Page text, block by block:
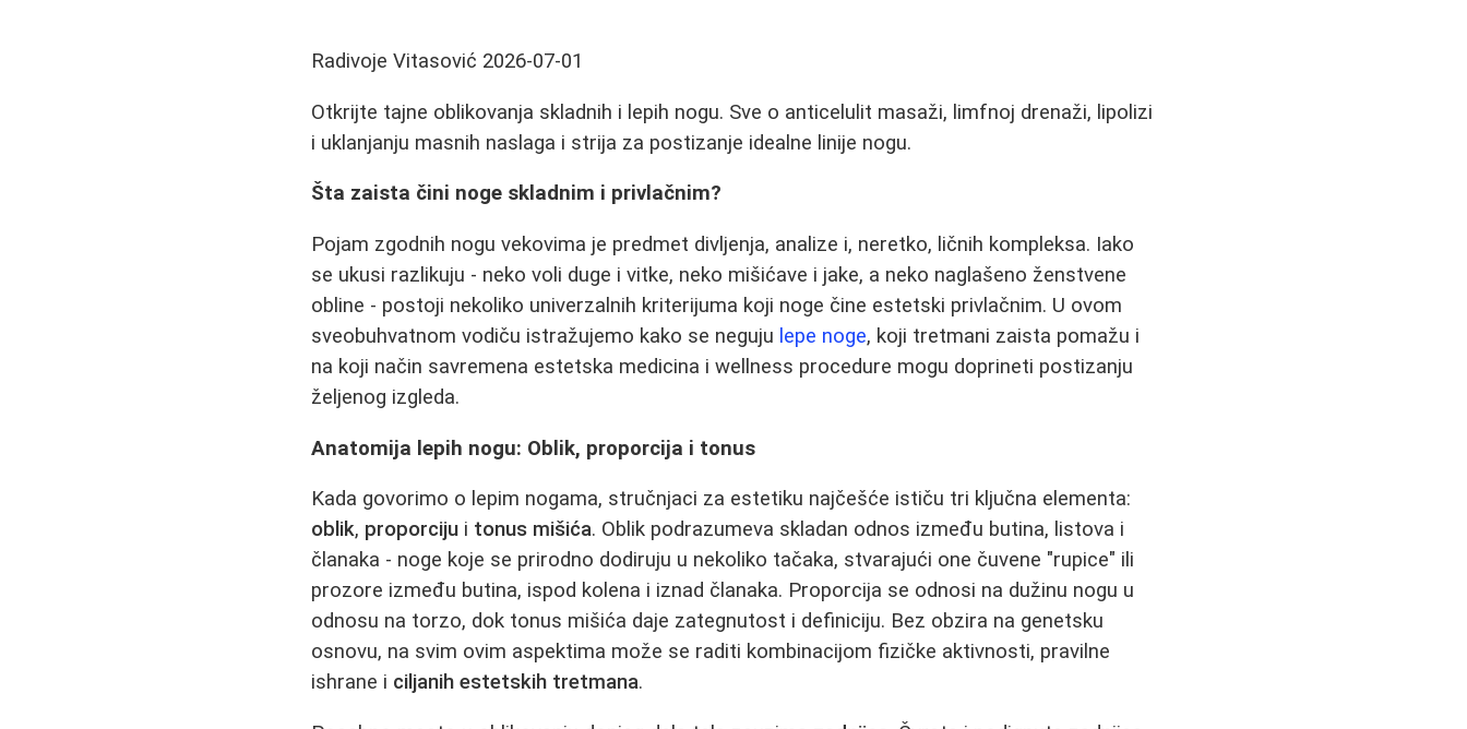
Radivoje Vitasović 2026-07-01
Otkrijte tajne oblikovanja skladnih i lepih nogu. Sve o anticelulit masaži, limfnoj drenaži, lipolizi
i uklanjanju masnih naslaga i strija za postizanje idealne linije nogu.
Šta zaista čini noge skladnim i privlačnim?
Pojam zgodnih nogu vekovima je predmet divljenja, analize i, neretko, ličnih kompleksa. Iako
se ukusi razlikuju - neko voli duge i vitke, neko mišićave i jake, a neko naglašeno ženstvene
obline - postoji nekoliko univerzalnih kriterijuma koji noge čine estetski privlačnim. U ovom
sveobuhvatnom vodiču istražujemo kako se neguju lepe noge, koji tretmani zaista pomažu i
na koji način savremena estetska medicina i wellness procedure mogu doprineti postizanju
željenog izgleda.
Anatomija lepih nogu: Oblik, proporcija i tonus
Kada govorimo o lepim nogama, stručnjaci za estetiku najčešće ističu tri ključna elementa:
oblik, proporciju i tonus mišića. Oblik podrazumeva skladan odnos između butina, listova i
članaka - noge koje se prirodno dodiruju u nekoliko tačaka, stvarajući one čuvene "rupice" ili
prozore između butina, ispod kolena i iznad članaka. Proporcija se odnosi na dužinu nogu u
odnosu na torzo, dok tonus mišića daje zategnutost i definiciju. Bez obzira na genetsku
osnovu, na svim ovim aspektima može se raditi kombinacijom fizičke aktivnosti, pravilne
ishrane i ciljanih estetskih tretmana.